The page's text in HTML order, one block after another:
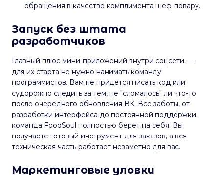
обращения в качестве комплимента шеф-повару.
Запуск без штата
разработчиков
Главный плюс мини-приложений внутри соцсети —
для их старта не нужно нанимать команду
программистов. Вам не придется писать код или
судорожно следить за тем, не "сломалось" ли что-то
после очередного обновления ВК. Все заботы, от
разработки интерфейса до постоянной поддержки,
команда FoodSoul полностью берет на себя. Вы
получаете готовый инструмент для заказов, а вся
техническая часть работает незаметно для вас.
Маркетинговые уловки